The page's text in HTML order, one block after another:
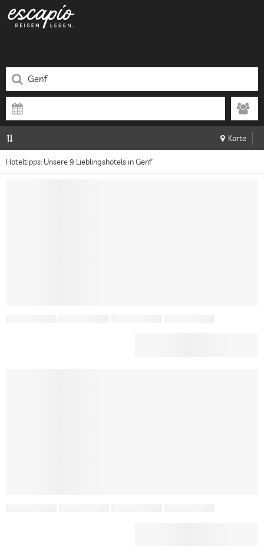
Karte
Hoteltipps: Unsere 9 Lieblingshotels in Genf